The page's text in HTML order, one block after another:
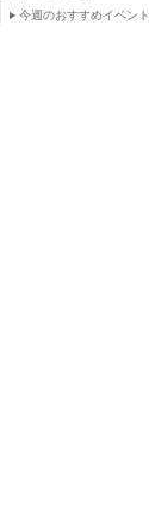
今週のおすすめイベント